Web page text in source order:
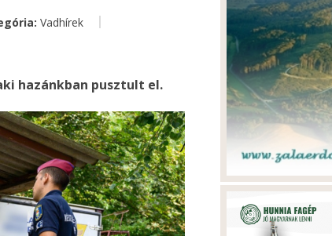
Vadhírek
hazánkban pusztult el.